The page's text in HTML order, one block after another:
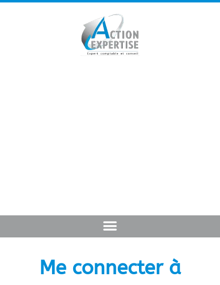
Me connecter à